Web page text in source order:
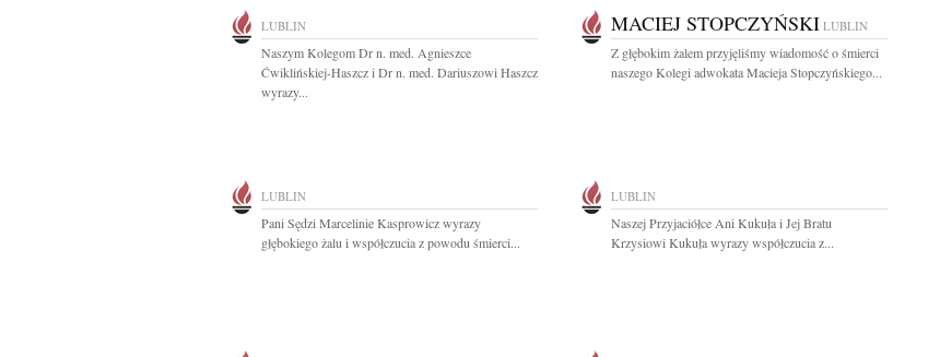
LUBLIN
Naszym Kolegom Dr n. med. Agnieszce
Ćwiklińskiej-Haszcz i Dr n. med. Dariuszowi Haszcz
wyrazy...
MACIEJ STOPCZYŃSKI LUBLIN
Z głębokim żalem przyjęliśmy wiadomość o śmierci
naszego Kolegi adwokata Macieja Stopczyńskiego...
LUBLIN
Pani Sędzi Marcelinie Kasprowicz wyrazy
głębokiego żalu i współczucia z powodu śmierci...
LUBLIN
Naszej Przyjaciółce Ani Kukuła i Jej Bratu
Krzysiowi Kukuła wyrazy współczucia z...